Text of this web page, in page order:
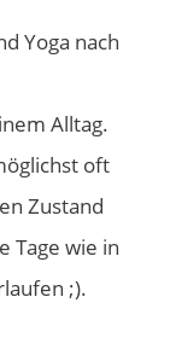
Yoga nach
Alltag.
oft
Zustand
Tage wie in
;).